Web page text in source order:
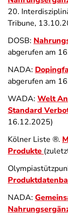
20.
Tribune,
DOSB:
abgerufen am
NADA:
abgerufen am
WADA: Welt
Standard
16.12.2025)
Kölner Liste ®.
Produkte
NADA: